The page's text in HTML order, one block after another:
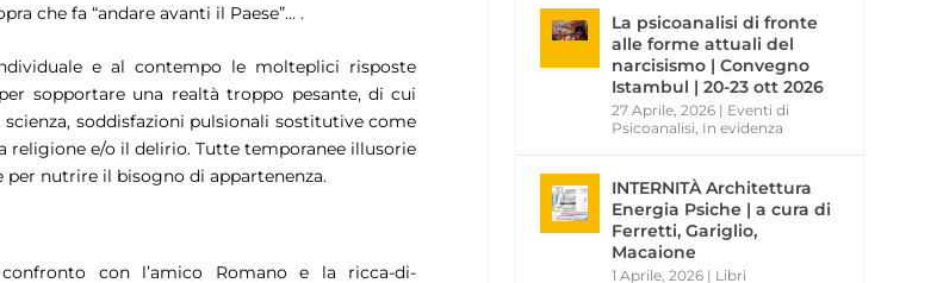
che fa “andare avanti il Paese”… .
e al contempo le molteplici risposte
sopportare una realtà troppo pesante, di cui
soddisfazioni pulsionali sostitutive come
religione e/o il delirio. Tutte temporanee illusorie
per nutrire il bisogno di appartenenza.
con l’amico Romano e la ricca-di-
La psicoanalisi di fronte
alle forme attuali del
narcisismo | Convegno
Istambul | 20-23 ott 2026
27 Aprile, 2026 | Eventi di
Psicoanalisi In evidenza
INTERNITÀ Architettura
Energia Psiche | a cura di
Ferretti, Gariglio,
Macaione
1 Aprile, 2026 | Libri